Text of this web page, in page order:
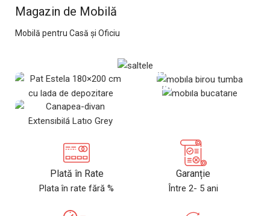
Magazin de Mobilă
Mobilă pentru Casă și Oficiu
MOBILA DORMITOR
MOBILA BIROU
MOBILA BUCATARIE
MOBILĂ MOALE
Plată în Rate
Plata în rate fără %
Garanție
Între 2- 5 ani